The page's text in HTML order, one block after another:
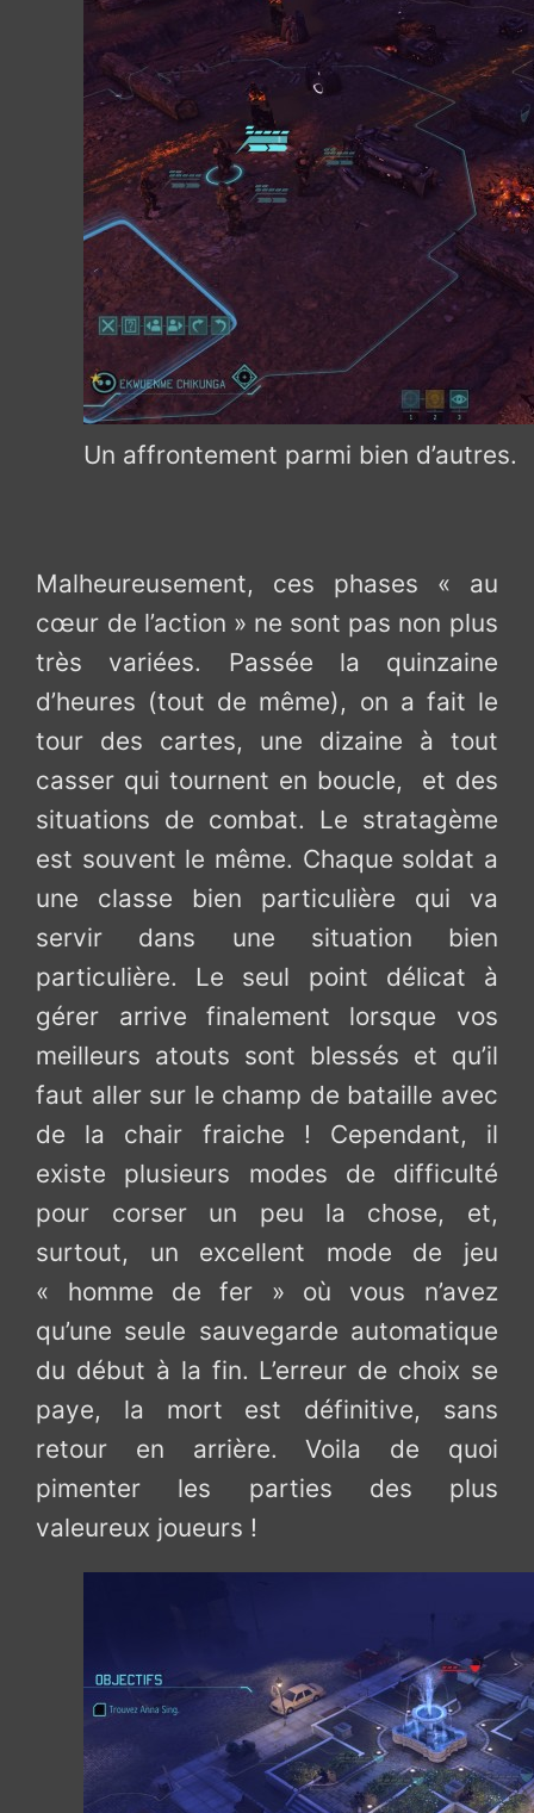
Un affrontement parmi bien d’autres.
Malheureusement, ces phases « au
cœur de l’action » ne sont pas non plus
très variées. Passée la quinzaine
d’heures (tout de même), on a fait le
tour des cartes, une dizaine à tout
casser qui tournent en boucle, et des
situations de combat. Le stratagème
est souvent le même. Chaque soldat a
une classe bien particulière qui va
servir dans une situation bien
particulière. Le seul point délicat à
gérer arrive finalement lorsque vos
meilleurs atouts sont blessés et qu’il
faut aller sur le champ de bataille avec
de la chair fraiche ! Cependant, il
existe plusieurs modes de difficulté
pour corser un peu la chose, et,
surtout, un excellent mode de jeu
« homme de fer » où vous n’avez
qu’une seule sauvegarde automatique
du début à la fin. L’erreur de choix se
paye, la mort est définitive, sans
retour en arrière. Voila de quoi
pimenter les parties des plus
valeureux joueurs !